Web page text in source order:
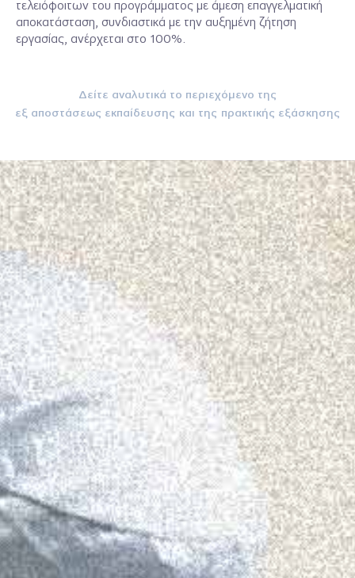
τελειόφοιτων του προγράμματος με άμεση επαγγελματική
αποκατάσταση, συνδιαστικά με την αυξημένη ζήτηση
εργασίας, ανέρχεται στο 100%.
Δείτε αναλυτικά το περιεχόμενο της
εξ αποστάσεως εκπαίδευσης και της πρακτικής εξάσκησης